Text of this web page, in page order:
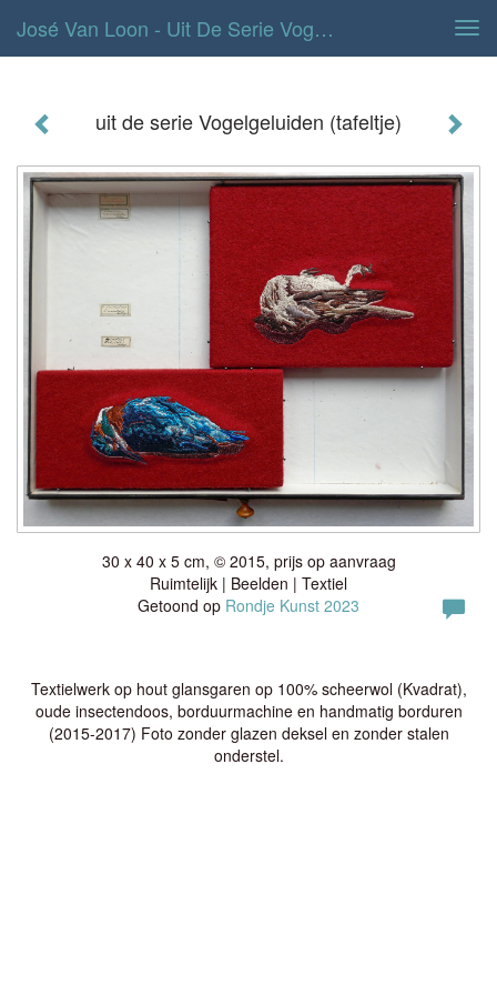
José Van Loon - Uit De Serie Vogelgeluiden (tafeltje)
uit de serie Vogelgeluiden (tafeltje)
30 x 40 x 5 cm, © 2015, prijs op aanvraag
Ruimtelijk | Beelden | Textiel
Getoond op Rondje Kunst 2023
Textielwerk op hout glansgaren op 100% scheerwol (Kvadrat),
oude insectendoos, borduurmachine en handmatig borduren
(2015-2017) Foto zonder glazen deksel en zonder stalen
onderstel.